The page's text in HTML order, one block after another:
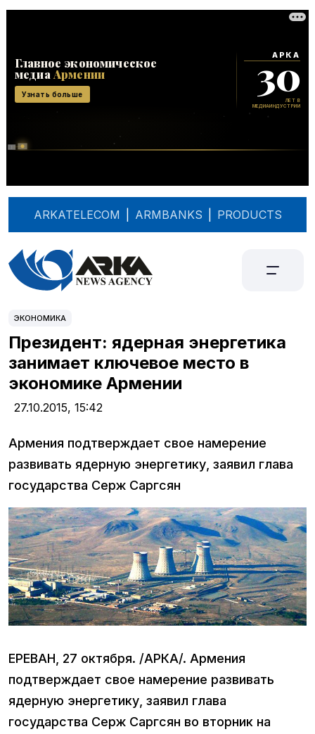
ARKATELECOM ARMBANKS PRODUCTS
ЭКОНОМИКА
Президент: ядерная энергетика
занимает ключевое место в
экономике Армении
27.10.2015, 15:42
Армения подтверждает свое намерение
развивать ядерную энергетику, заявил глава
государства Серж Саргсян
ЕРЕВАН, 27 октября. /АРКА/. Армения
подтверждает свое намерение развивать
ядерную энергетику, заявил глава
государства Серж Саргсян во вторник на